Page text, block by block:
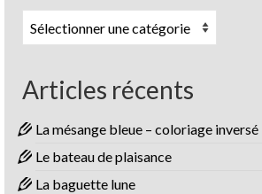
Catégories
Articles récents
La mésange bleue – coloriage inversé
Le bateau de plaisance
La baguette lune